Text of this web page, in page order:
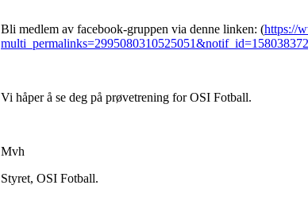
Bli medlem av facebook-gruppen via denne linken: (https://
Vi håper å se deg på prøvetrening for OSI Fotball.
Mvh
Styret, OSI Fotball.